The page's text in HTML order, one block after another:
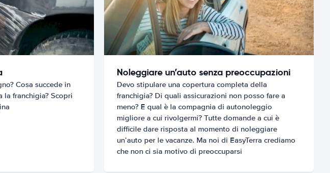
Cosa succede in
la franchigia? Scopri
Noleggiare un’auto senza preoccupazioni
Devo stipulare una copertura completa della
franchigia? Di quali assicurazioni non posso fare a
meno? E qual è la compagnia di autonoleggio
migliore a cui rivolgermi? Tutte domande a cui è
difficile dare risposta al momento di noleggiare
un’auto per le vacanze. Ma noi di EasyTerra crediamo
che non ci sia motivo di preoccuparsi